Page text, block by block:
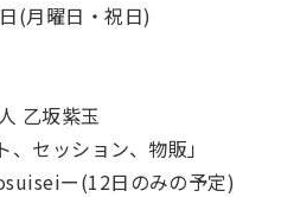
(月曜日・祝日)
乙坂紫玉
、セッション、物販」
ー(12日のみの予定)